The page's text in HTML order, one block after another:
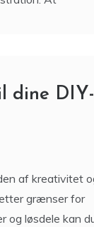
og løsdele kan du
til dit